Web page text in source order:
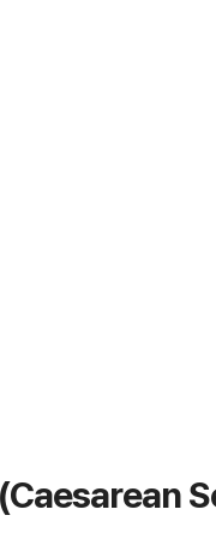
(Caesarean